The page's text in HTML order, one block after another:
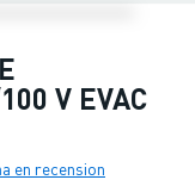
V EVAC
en recension